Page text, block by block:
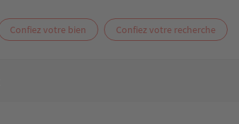
Confiez votre bien Confiez votre recherche